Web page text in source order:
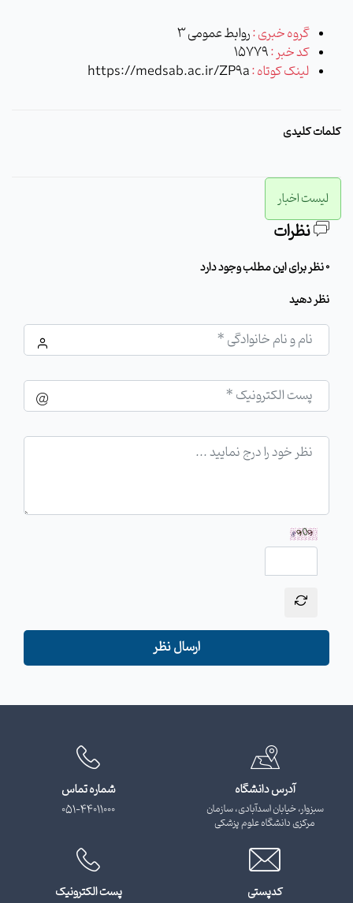
گروه خبری :روابط عمومی 3
کد خبر :15779
لینک کوتاه :https://medsab.ac.ir/ZP9a
کلمات کلیدی
لیست اخبار
نظرات
0 نظر برای این مطلب وجود دارد
نظر دهید
ارسال نظر
آدرس دانشگاه
سبزوار، خیابان اسدآبادی، سازمان
مرکزی دانشگاه علوم پزشکی
شماره تماس
051-44011000
کدپستی
پست الکترونیک